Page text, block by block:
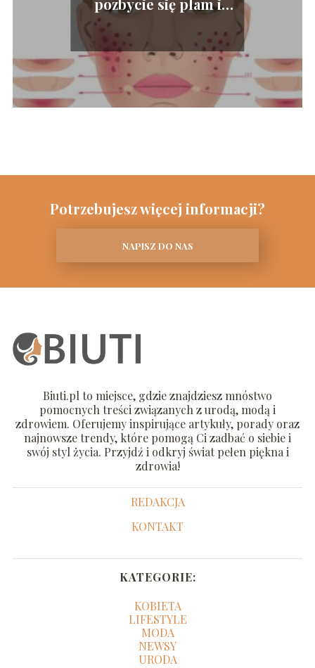
przebarwień na twarzy
Potrzebujesz więcej informacji?
NAPISZ DO NAS
Biuti.pl to miejsce, gdzie znajdziesz mnóstwo
pomocnych treści związanych z urodą, modą i
zdrowiem. Oferujemy inspirujące artykuły, porady oraz
najnowsze trendy, które pomogą Ci zadbać o siebie i
swój styl życia. Przyjdź i odkryj świat pełen piękna i
zdrowia!
REDAKCJA
KONTAKT
KATEGORIE:
KOBIETA
LIFESTYLE
MODA
NEWSY
URODA